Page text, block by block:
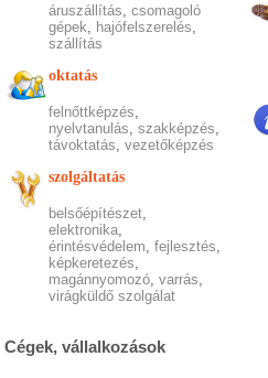
áruszállítás, csomagoló
gépek, hajófelszerelés,
szállítás
oktatás
felnőttképzés,
nyelvtanulás, szakképzés,
távoktatás, vezetőképzés
szolgáltatás
belsőépítészet,
elektronika,
érintésvédelem, fejlesztés,
képkeretezés,
magánnyomozó, varrás,
virágküldő szolgálat
Cégek, vállalkozások